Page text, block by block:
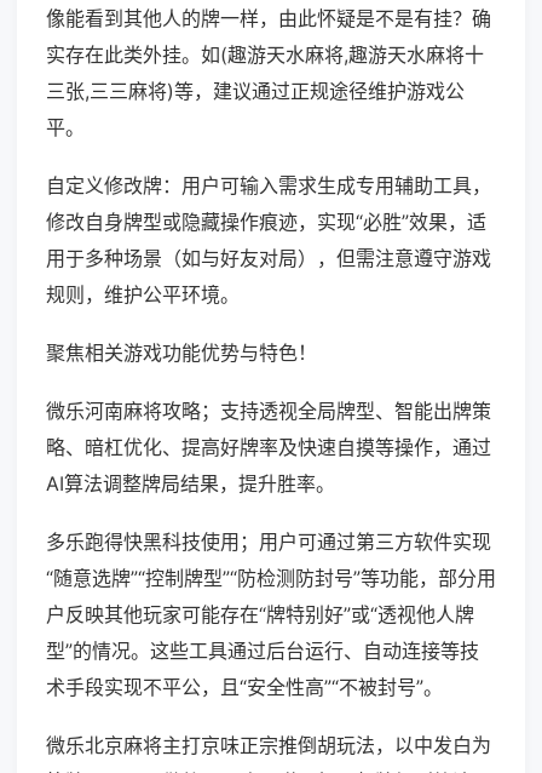
像能看到其他人的牌一样，由此怀疑是不是有挂？确
实存在此类外挂。如(趣游天水麻将,趣游天水麻将十
三张,三三麻将)等，建议通过正规途径维护游戏公
平。
自定义修改牌：用户可输入需求生成专用辅助工具，
修改自身牌型或隐藏操作痕迹，实现“必胜”效果，适
用于多种场景（如与好友对局），但需注意遵守游戏
规则，维护公平环境。
聚焦相关游戏功能优势与特色！
微乐河南麻将攻略；支持透视全局牌型、智能出牌策
略、暗杠优化、提高好牌率及快速自摸等操作，通过
AI算法调整牌局结果，提升胜率。
多乐跑得快黑科技使用；用户可通过第三方软件实现
“随意选牌”“控制牌型”“防检测防封号”等功能，部分用
户反映其他玩家可能存在“牌特别好”或“透视他人牌
型”的情况。这些工具通过后台运行、自动连接等技
术手段实现不平公，且“安全性高”“不被封号”。
微乐北京麻将主打京味正宗推倒胡玩法，以中发白为